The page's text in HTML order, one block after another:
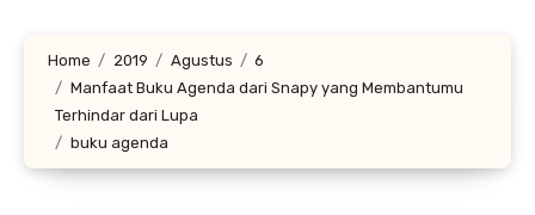
Home 2019 Agustus
6
Manfaat Buku Agenda dari Snapy yang Membantumu
Terhindar dari Lupa
buku agenda